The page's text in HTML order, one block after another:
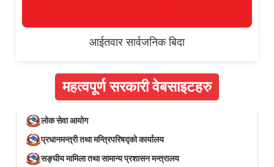
आईतवार सार्वजनिक बिदा
महत्वपूर्ण सरकारी वेबसाइटहरु
लोक सेवा आयोग
प्रधानमन्त्री तथा मन्त्रिपरिषद्को कार्यालय
सङ्घीय मामिला तथा सामान्य प्रशासन मन्त्रालय